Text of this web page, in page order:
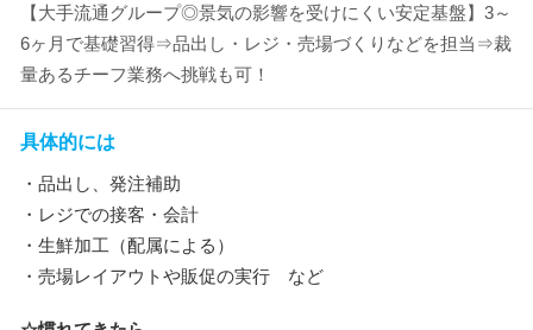
【大手流通グループ◎景気の影響を受けにくい安定基盤】3～
6ヶ月で基礎習得⇒品出し・レジ・売場づくりなどを担当⇒裁
量あるチーフ業務へ挑戦も可！
具体的には
・品出し、発注補助
・レジでの接客・会計
・生鮮加工（配属による）
・売場レイアウトや販促の実行 など